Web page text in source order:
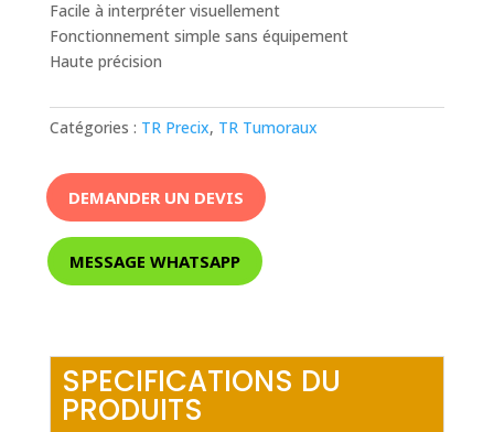
Facile à interpréter visuellement
Fonctionnement simple sans équipement
Haute précision
Catégories : TR Precix, TR Tumoraux
DEMANDER UN DEVIS
MESSAGE WHATSAPP
SPECIFICATIONS DU
PRODUITS